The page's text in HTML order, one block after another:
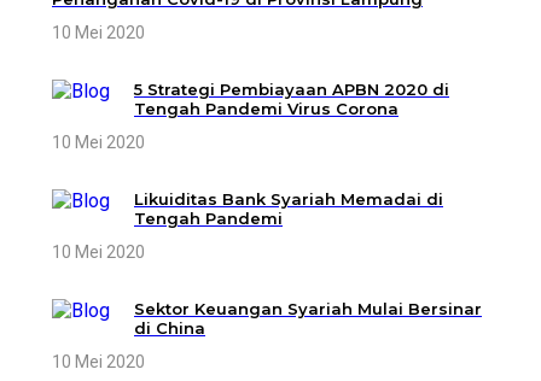
10 Mei 2020
5 Strategi Pembiayaan APBN 2020 di
Tengah Pandemi Virus Corona
10 Mei 2020
Likuiditas Bank Syariah Memadai di
Tengah Pandemi
10 Mei 2020
Sektor Keuangan Syariah Mulai Bersinar
di China
10 Mei 2020